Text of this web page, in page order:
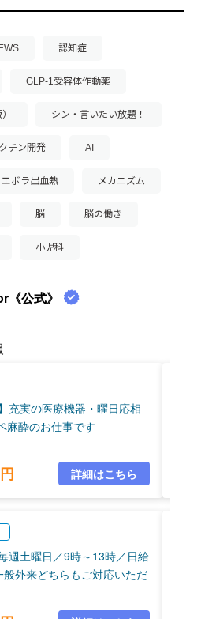
認知症
GLP-1受容体作動薬
シン・言いたい放題！
チン開発 AI
エボラ出血熱 メカニズム
脳 脳の働き
小児科